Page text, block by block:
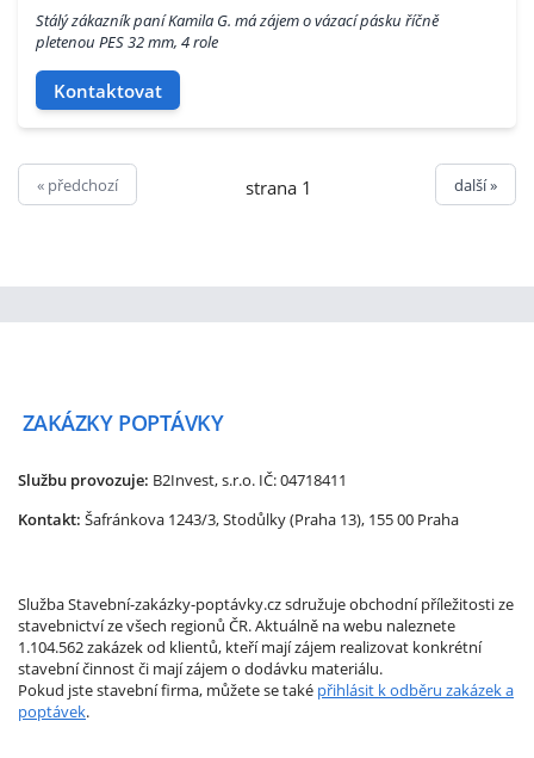
Stálý zákazník paní Kamila G. má zájem o vázací pásku říčně
pletenou PES 32 mm, 4 role
Kontaktovat
« předchozí strana 1 další »
ZAKÁZKY POPTÁVKY
Službu provozuje: B2Invest, s.r.o. IČ: 04718411
Kontakt: Šafránkova 1243/3, Stodůlky (Praha 13), 155 00 Praha
Služba Stavební-zakázky-poptávky.cz sdružuje obchodní příležitosti ze
stavebnictví ze všech regionů ČR. Aktuálně na webu naleznete
1.104.562 zakázek od klientů, kteří mají zájem realizovat konkrétní
stavební činnost či mají zájem o dodávku materiálu.
Pokud jste stavební firma, můžete se také přihlásit k odběru zakázek a
poptávek.